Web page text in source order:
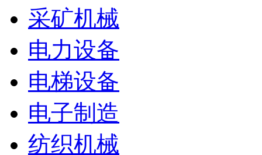
采矿机械
电力设备
电梯设备
电子制造
纺织机械